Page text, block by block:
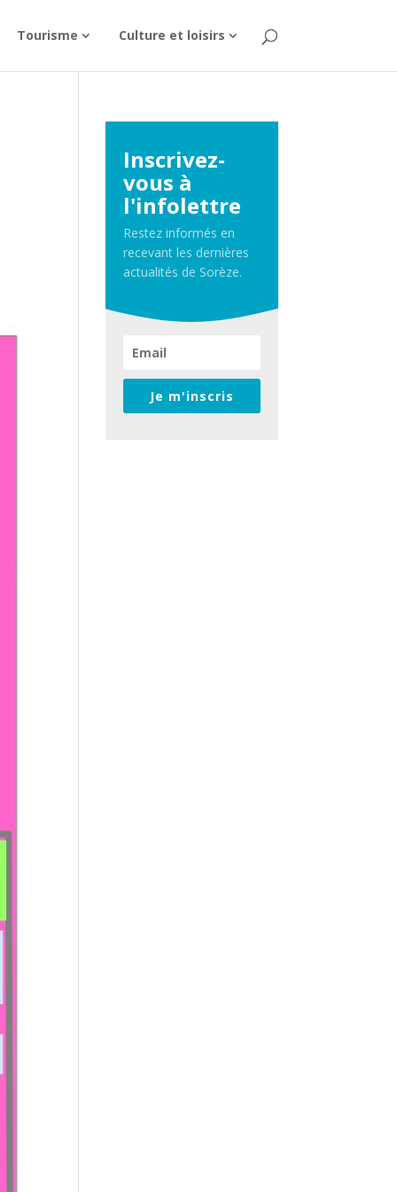
Tourisme Culture et loisirs
Inscrivez-
vous à
l'infolettre
Restez informés en
recevant les dernières
actualités de Sorèze.
Je m'inscris